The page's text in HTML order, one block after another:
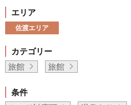
エリア
佐渡エリア
カテゴリー
旅館
旅館
条件